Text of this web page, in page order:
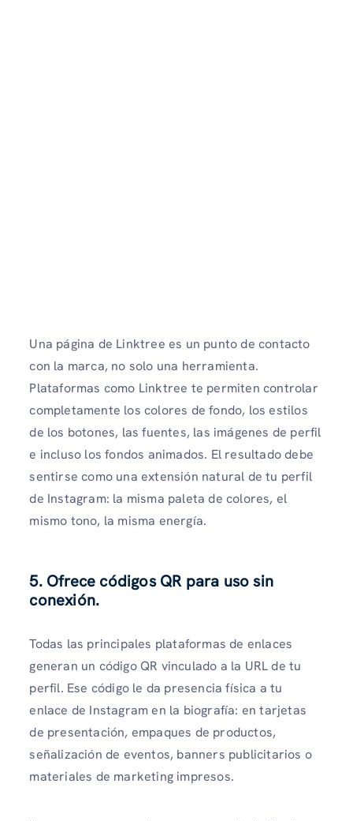
Una página de Linktree es un punto de contacto
con la marca, no solo una herramienta.
Plataformas como Linktree te permiten controlar
completamente los colores de fondo, los estilos
de los botones, las fuentes, las imágenes de perfil
e incluso los fondos animados. El resultado debe
sentirse como una extensión natural de tu perfil
de Instagram: la misma paleta de colores, el
mismo tono, la misma energía.
5. Ofrece códigos QR para uso sin
conexión.
Todas las principales plataformas de enlaces
generan un código QR vinculado a la URL de tu
perfil. Ese código le da presencia física a tu
enlace de Instagram en la biografía: en tarjetas
de presentación, empaques de productos,
señalización de eventos, banners publicitarios o
materiales de marketing impresos.